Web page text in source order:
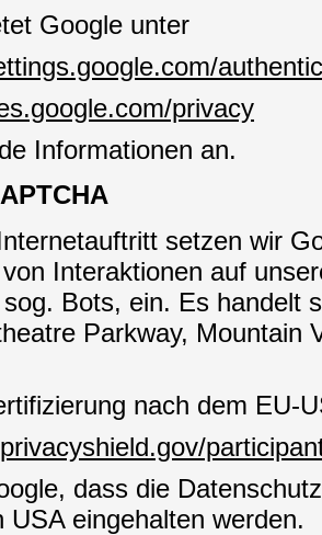
Google unter
privacy
Informationen an.
setzen wir
Interaktionen auf
Bots, ein. Es handelt
Parkway, Mountain
nach dem EU-
dass die
USA eingehalten werden.